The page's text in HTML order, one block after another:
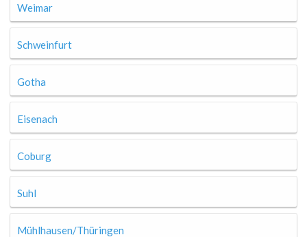
Weimar
Schweinfurt
Gotha
Eisenach
Coburg
Suhl
Mühlhausen/Thüringen